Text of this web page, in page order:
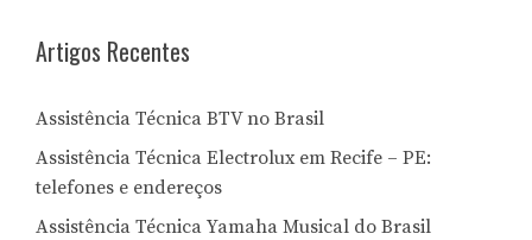
Artigos Recentes
Assistência Técnica BTV no Brasil
Assistência Técnica Electrolux em Recife – PE:
telefones e endereços
Assistência Técnica Yamaha Musical do Brasil